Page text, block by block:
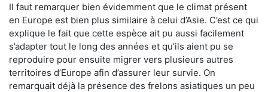
Il faut remarquer bien évidemment que le climat présent
en Europe est bien plus similaire à celui d’Asie. C’est ce qui
explique le fait que cette espèce ait pu aussi facilement
s’adapter tout le long des années et qu’ils aient pu se
reproduire pour ensuite migrer vers plusieurs autres
territoires d’Europe afin d’assurer leur survie. On
remarquait déjà la présence des frelons asiatiques un peu